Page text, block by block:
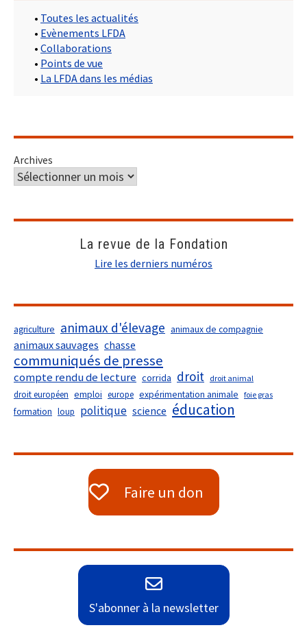
• Toutes les actualités
• Evènements LFDA
• Collaborations
• Points de vue
• La LFDA dans les médias
Archives
La revue de la Fondation
Lire les derniers numéros
agriculture animaux d'élevage animaux de compagnie
animaux sauvages chasse
communiqués de presse
compte rendu de lecture corrida droit droit animal
droit européen emploi europe expérimentation animale foie gras
formation loup politique science éducation
Faire un don
S'abonner à la newsletter